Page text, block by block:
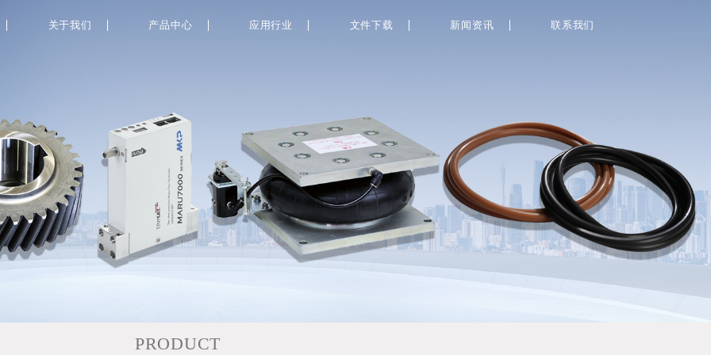
关于我们 产品中心 应用行业 文件下载 新闻资讯 联系我们
PRODUCT